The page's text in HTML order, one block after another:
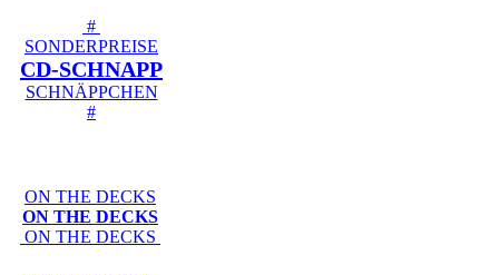
#
SONDERPREISE
CD-SCHNAPP
SCHNÄPPCHEN
#
ON THE DECKS
ON THE DECKS
ON THE DECKS